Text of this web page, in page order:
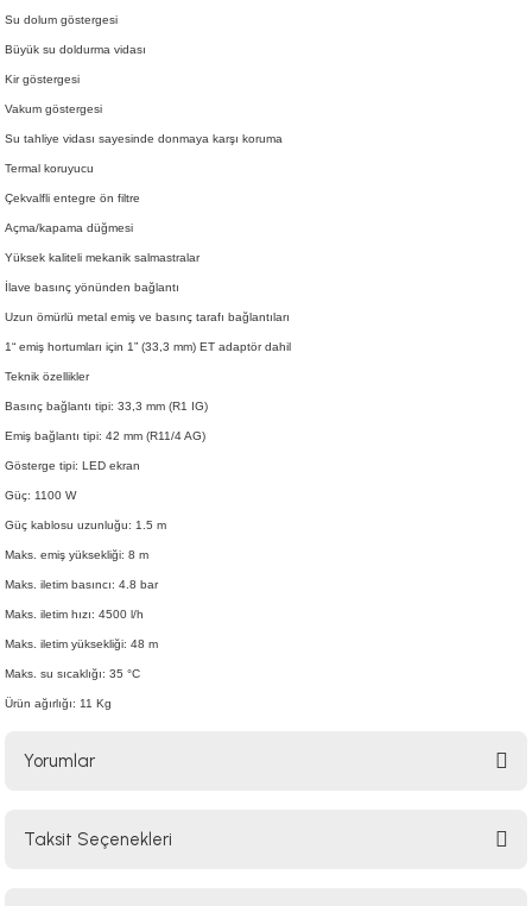
Su dolum göstergesi
Büyük su doldurma vidası
Kir göstergesi
Vakum göstergesi
Su tahliye vidası sayesinde donmaya karşı koruma
Termal koruyucu
Çekvalfli entegre ön filtre
Açma/kapama düğmesi
Yüksek kaliteli mekanik salmastralar
İlave basınç yönünden bağlantı
Uzun ömürlü metal emiş ve basınç tarafı bağlantıları
1“ emiş hortumları için 1” (33,3 mm) ET adaptör dahil
Teknik özellikler
Basınç bağlantı tipi: 33,3 mm (R1 IG)
Emiş bağlantı tipi: 42 mm (R11/4 AG)
Gösterge tipi: LED ekran
Güç: 1100 W
Güç kablosu uzunluğu: 1.5 m
Maks. emiş yüksekliği: 8 m
Maks. iletim basıncı: 4.8 bar
Maks. iletim hızı: 4500 l/h
Maks. iletim yüksekliği: 48 m
Maks. su sıcaklığı: 35 °C
Ürün ağırlığı: 11 Kg
Yorumlar
Bu ürüne ilk yorumu siz yapın!
Taksit Seçenekleri